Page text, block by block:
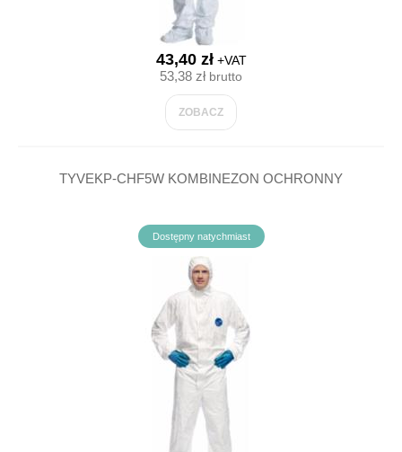
43,40 zł+VAT
53,38 złbrutto
ZOBACZ
TYVEKP-CHF5W KOMBINEZON OCHRONNY
Dostępny natychmiast